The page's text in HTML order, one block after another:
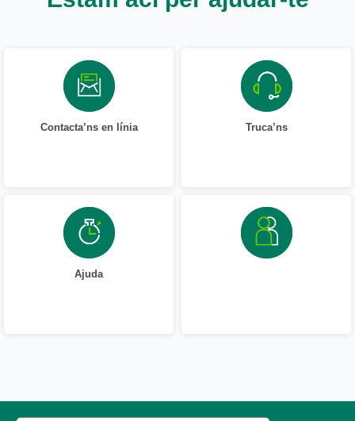
Contacta’ns en línia Truca’ns
Ajuda